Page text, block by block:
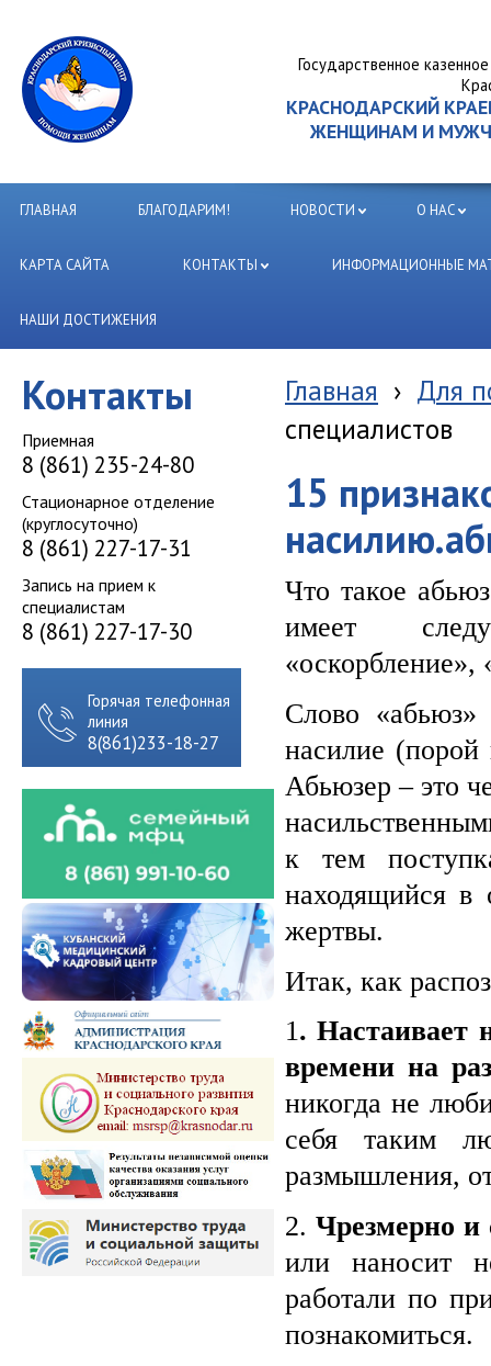
Государственное
КРАСНОДАРСКИЙ
ЖЕНЩИНАМ И
ГЛАВНАЯ БЛАГОДАРИМ! НОВОСТИ О НАС
КАРТА САЙТА КОНТАКТЫ ИНФОРМАЦИОННЫЕ
НАШИ ДОСТИЖЕНИЯ
Контакты
Приемная
8 (861) 235-24-80
Стационарное отделение
(круглосуточно)
8 (861) 227-17-31
Запись на прием к
специалистам
8 (861) 227-17-30
Горячая телефонная
линия
8(861)233-18-27
Главная › Для
специалистов
15
Что такое
имеет
«оскорбление»,
Слово «абьюз»
насилие
Абьюзер – это
к тем
находящийся в
жертвы.
Итак, как
1. Настаивает
времени на
никогда не
себя таким
размышления,
2. Чрезмерно и
или наносит
работали по
познакомиться.